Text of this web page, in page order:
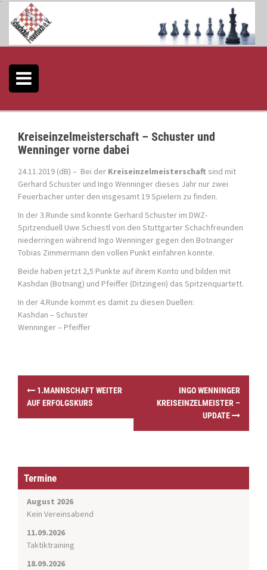
S
Kreiseinzelmeisterschaft – Schuster und
Wenninger vorne dabei
24.11.2019 (dB) – Bei der Kreiseinzelmeisterschaft sind mit
Gerhard Schuster und Ingo Wenninger dieses Jahr nur zwei
Feuerbacher unter den insgesamt 19 Spielern zu finden.
In der 3.Runde sind konnte Gerhard Schuster im DWZ-
Spitzenduell Uwe Schiestl von den Stuttgarter Schachfreunden
niederringen während Ingo Wenninger gegen den Botnanger
Tobias Zimmermann den vollen Punkt einfahren konnte.
Beide haben jetzt 2,5 Punkte auf ihrem Konto und bilden mit
Kashdan (Botnang) und Pfeiffer (Ditzingen) das Spitzenquartett.
In der 4.Runde kommt es damit zu diesen Duellen:
Kashdan – Schuster
Wenninger – Pfeiffer
t
g
1.MANNSCHAFT WEITER
AUF ERFOLGSKURS
INGO WENNINGER
KREISEINZELMEISTER –
UPDATE
Termine
August 2026
Kein Vereinsabend
11.09.2026
Taktiktraining
18.09.2026